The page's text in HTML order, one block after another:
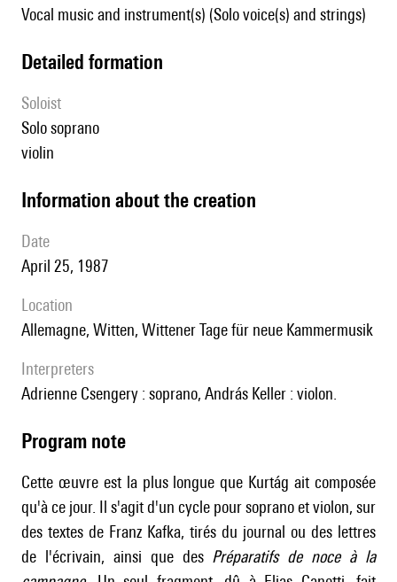
Vocal music and instrument(s) (Solo voice(s) and strings)
detailed formation
Soloist
solo soprano
violin
information about the creation
date
April 25, 1987
location
Allemagne, Witten, Wittener Tage für neue Kammermusik
interpreters
Adrienne Csengery : soprano, András Keller : violon.
Program note
Cette œuvre est la plus longue que Kurtág ait composée
qu'à ce jour. Il s'agit d'un cycle pour soprano et violon, sur
des textes de Franz Kafka, tirés du journal ou des lettres
de l'écrivain, ainsi que des Préparatifs de noce à la